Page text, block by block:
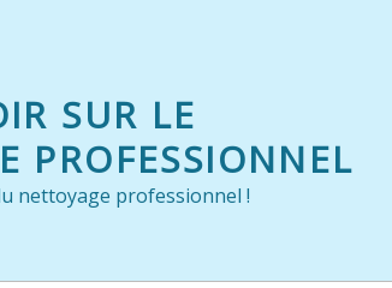
SUR LE
PROFESSIONNEL
nettoyage professionnel !